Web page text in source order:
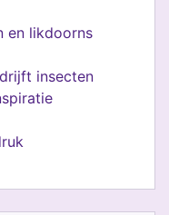
en likdoorns
insecten